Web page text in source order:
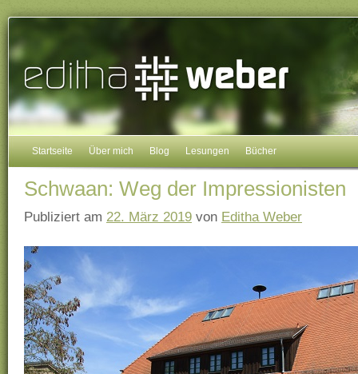
Startseite Über mich Blog Lesungen Bücher
Schwaan: Weg der Impressionisten
Publiziert am 22. März 2019 von Editha Weber